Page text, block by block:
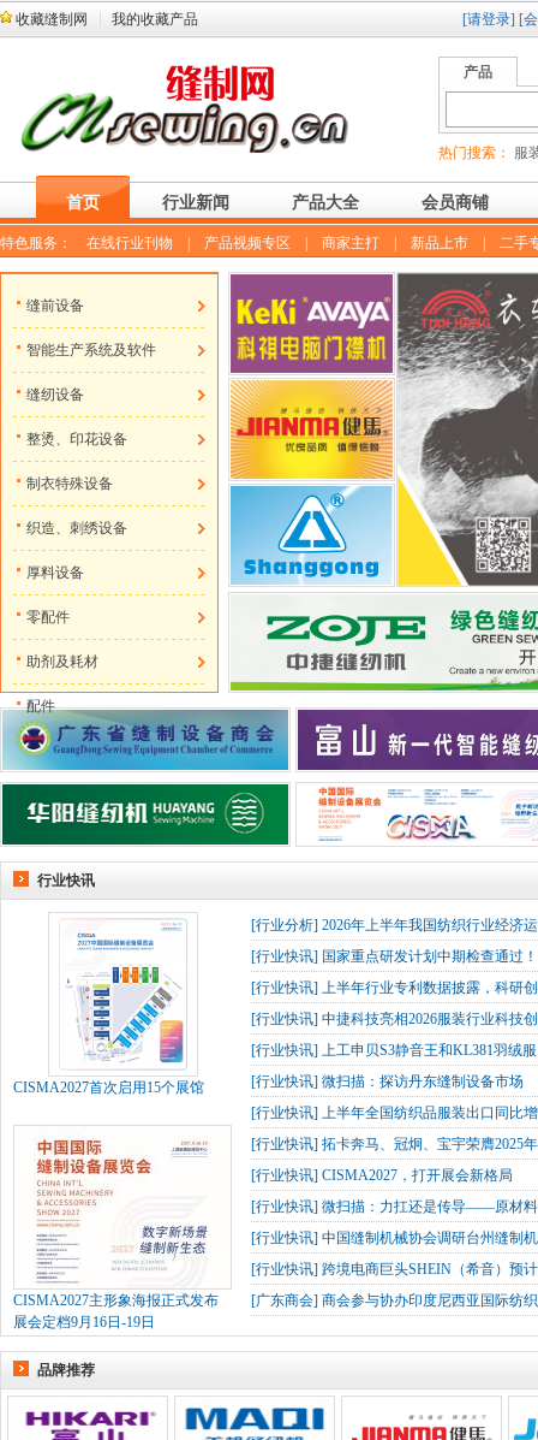
收藏缝制网 我的收藏产品 [请登录] [
产品
热门搜索： 服
首页 行业新闻 产品大全 会员商铺
特色服务： 在线行业刊物 产品视频专区 商家主打 新品上市 二手
缝前设备
智能生产系统及软件
缝纫设备
整烫、印花设备
制衣特殊设备
织造、刺绣设备
厚料设备
零配件
助剂及耗材
配件
行业快讯
CISMA2027首次启用15个展馆
CISMA2027主形象海报正式发布
展会定档9月16日-19日
[行业分析] 2026年上半年我国纺织行业经济
[行业快讯] 国家重点研发计划中期检查通过
[行业快讯] 上半年行业专利数据披露，科研
[行业快讯] 中捷科技亮相2026服装行业科技
[行业快讯] 上工申贝S3静音王和KL381羽绒
[行业快讯] 微扫描：探访丹东缝制设备市场
[行业快讯] 上半年全国纺织品服装出口同比
[行业快讯] 拓卡奔马、冠炯、宝宇荣膺2025
[行业快讯] CISMA2027，打开展会新格局
[行业快讯] 微扫描：力扛还是传导——原材
[行业快讯] 中国缝制机械协会调研台州缝制
[行业快讯] 跨境电商巨头SHEIN（希音）预
[广东商会] 商会参与协办印度尼西亚国际纺
品牌推荐